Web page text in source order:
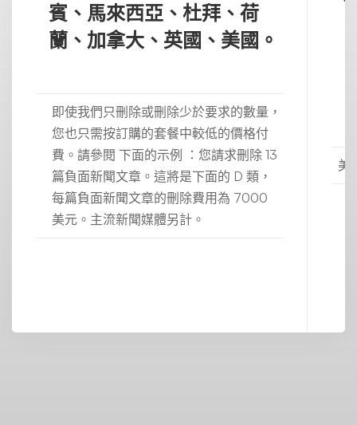
賓、馬來西亞、杜拜、荷
蘭、加拿大、英國、美國。
即使我們只刪除或刪除少於要求的數量，
您也只需按訂購的套餐中較低的價格付
費。請參閱 下面的示例 ：您請求刪除 13
篇負面新聞文章。這將是下面的 D 類，
每篇負面新聞文章的刪除費用為 7000
美元。主流新聞媒體另計。
美